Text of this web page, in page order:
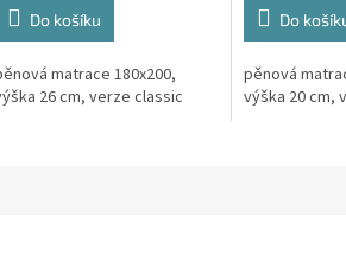
Do košíku
matrace 180x200,
26 cm, verze classic
Do
pěnová
výška 20 cm,